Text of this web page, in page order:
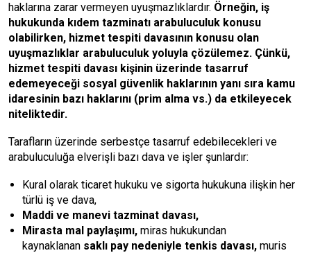
haklarına zarar vermeyen uyuşmazlıklardır. Örneğin, iş
hukukunda kıdem tazminatı arabuluculuk konusu
olabilirken, hizmet tespiti davasının konusu olan
uyuşmazlıklar arabuluculuk yoluyla çözülemez. Çünkü,
hizmet tespiti davası kişinin üzerinde tasarruf
edemeyeceği sosyal güvenlik haklarının yanı sıra kamu
idaresinin bazı haklarını (prim alma vs.) da etkileyecek
niteliktedir.
Tarafların üzerinde serbestçe tasarruf edebilecekleri ve
arabuluculuğa elverişli bazı dava ve işler şunlardır:
Kural olarak ticaret hukuku ve sigorta hukukuna ilişkin her
türlü iş ve dava,
Maddi ve manevi tazminat davası,
Mirasta mal paylaşımı, miras hukukundan
kaynaklanan saklı pay nedeniyle tenkis davası, muris